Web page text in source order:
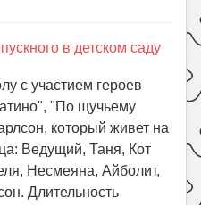
в детском саду
с участием героев
"По щучьему
который живет на
Ведущий, Таня, Кот
Несмеяна, Айболит,
Длительность